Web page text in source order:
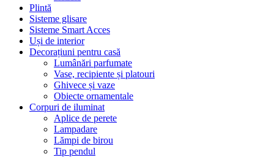
Plintă
Sisteme glisare
Sisteme Smart Acces
Uși de interior
Decorațiuni pentru casă
Lumânări parfumate
Vase, recipiente și platouri
Ghivece și vaze
Obiecte ornamentale
Corpuri de iluminat
Aplice de perete
Lampadare
Lămpi de birou
Tip pendul